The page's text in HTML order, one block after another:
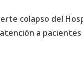
colapso del
a